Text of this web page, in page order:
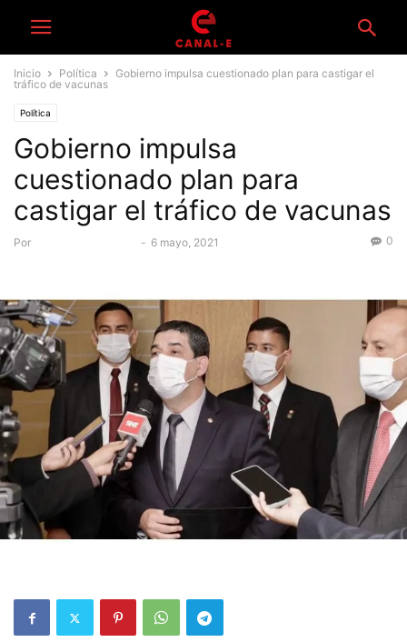
Inicio Política
Gobierno impulsa cuestionado plan para castigar el
tráfico de vacunas
Política
Gobierno impulsa
cuestionado plan para
castigar el tráfico de vacunas
Por - 6 mayo, 2021 0